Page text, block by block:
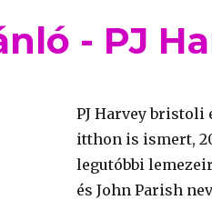
- PJ
PJ Harvey bristoli
itthon is ismert,
legutóbbi
és John Parish